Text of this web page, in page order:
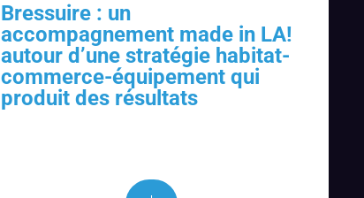
Bressuire : un
accompagnement made in LA!
autour d’une stratégie habitat-
commerce-équipement qui
produit des résultats